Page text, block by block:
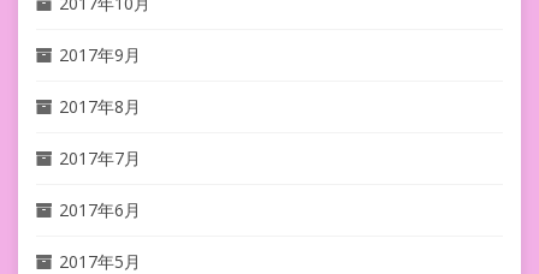
2017年9月
2017年8月
2017年7月
2017年6月
2017年5月